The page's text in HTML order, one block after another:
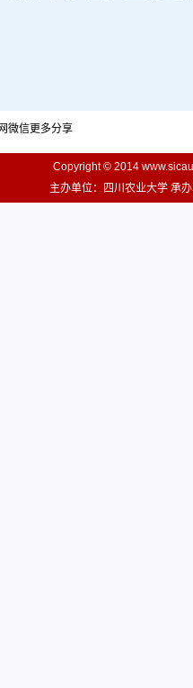
微信更多分享
Copyright © 2014
主办单位：四川农业大学 承